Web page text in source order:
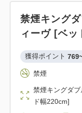
禁煙キング
ィーヴ [ベッ
獲得ポイント
禁煙
禁煙キングダ
ド幅220cm]